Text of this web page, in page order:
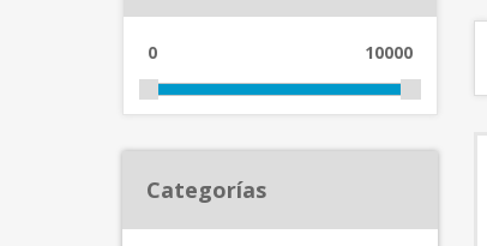
0 10000
Categorías